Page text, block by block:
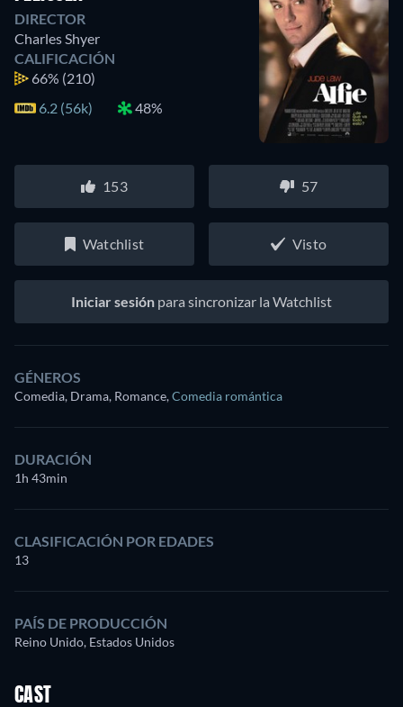
DIRECTOR
Charles Shyer
CALIFICACIÓN
66% (210)
6.2 (56k)
48%
153 57
Watchlist Visto
Iniciar sesión para sincronizar la Watchlist
GÉNEROS
Comedia, Drama, Romance,Comedia romántica
DURACIÓN
1h 43min
CLASIFICACIÓN POR EDADES
13
PAÍS DE PRODUCCIÓN
Reino Unido, Estados Unidos
CAST